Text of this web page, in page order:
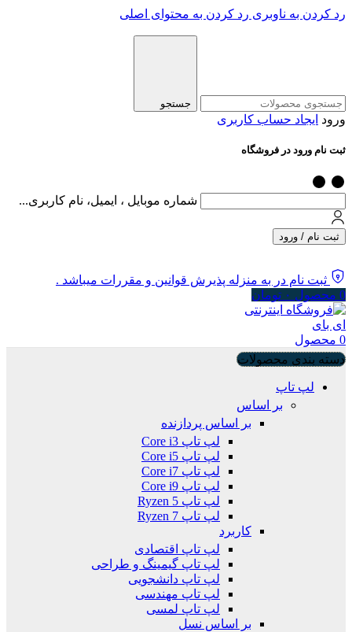
رد کردن به ناوبری رد کردن به محتوای اصلی
جستجو
ورود ایجاد حساب کاربری
ثبت نام ورود در فروشگاه
شماره موبایل ، ایمیل، نام کاربری...
ثبت نام / ورود
ثبت نام در به منزله پذیرش قوانین و مقررات میباشد .
0 محصول ۰ تومان
0 محصول
دسته بندی محصولات
لپ تاپ
بر اساس
بر اساس پردازنده
لپ تاپ Core i3
لپ تاپ Core i5
لپ تاپ Core i7
لپ تاپ Core i9
لپ تاپ Ryzen 5
لپ تاپ Ryzen 7
کاربرد
لپ تاپ اقتصادی
لپ تاپ گیمینگ و طراحی
لپ تاپ دانشجویی
لپ تاپ مهندسی
لپ تاپ لمسی
بر اساس نسل